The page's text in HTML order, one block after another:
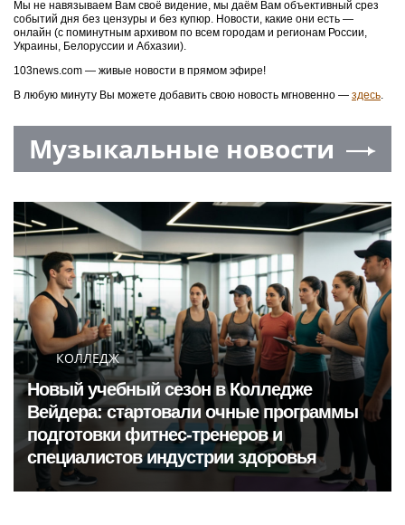
Мы не навязываем Вам своё видение, мы даём Вам объективный срез
событий дня без цензуры и без купюр. Новости, какие они есть —
онлайн (с поминутным архивом по всем городам и регионам России,
Украины, Белоруссии и Абхазии).
103news.com — живые новости в прямом эфире!
В любую минуту Вы можете добавить свою новость мгновенно — здесь.
Музыкальные новости
КОЛЛЕДЖ
Новый учебный сезон в Колледже
Вейдера: стартовали очные программы
подготовки фитнес-тренеров и
специалистов индустрии здоровья